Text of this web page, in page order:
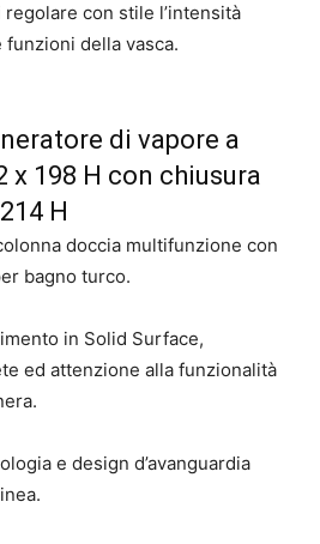
con stile l’intensità
funzioni della vasca.
di vapore a
x 198 H con chiusura
H
doccia multifunzione con
bagno turco.
in Solid Surface,
ed attenzione alla funzionalità
e design d’avanguardia